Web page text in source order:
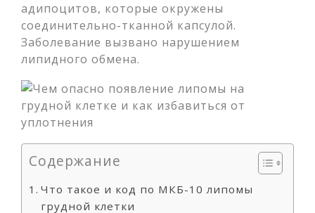
адипоцитов, которые окружены
соединительно-тканной капсулой.
Заболевание вызвано нарушением
липидного обмена.
Содержание
Что такое и код по МКБ-10 липомы
грудной клетки